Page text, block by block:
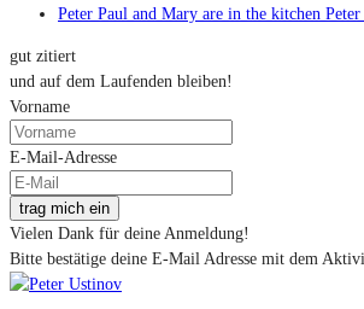
Peter Paul and Mary are in the kitchen
gut zitiert
und auf dem Laufenden bleiben!
Vorname
E-Mail-Adresse
trag mich ein
Vielen Dank für deine Anmeldung!
Bitte bestätige deine E-Mail Adresse mit dem